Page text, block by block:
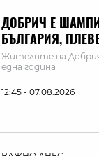
ДОБРИЧ Е
БЪЛГАРИЯ,
Жителите на Добрич
една година
12:45 - 07.08.2026